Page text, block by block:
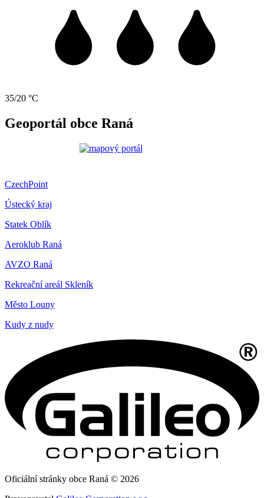
35/20 °C
Geoportál obce Raná
CzechPoint
Ústecký kraj
Statek Oblík
Aeroklub Raná
AVZO Raná
Rekreační areál Skleník
Město Louny
Kudy z nudy
Oficiální stránky obce Raná © 2026